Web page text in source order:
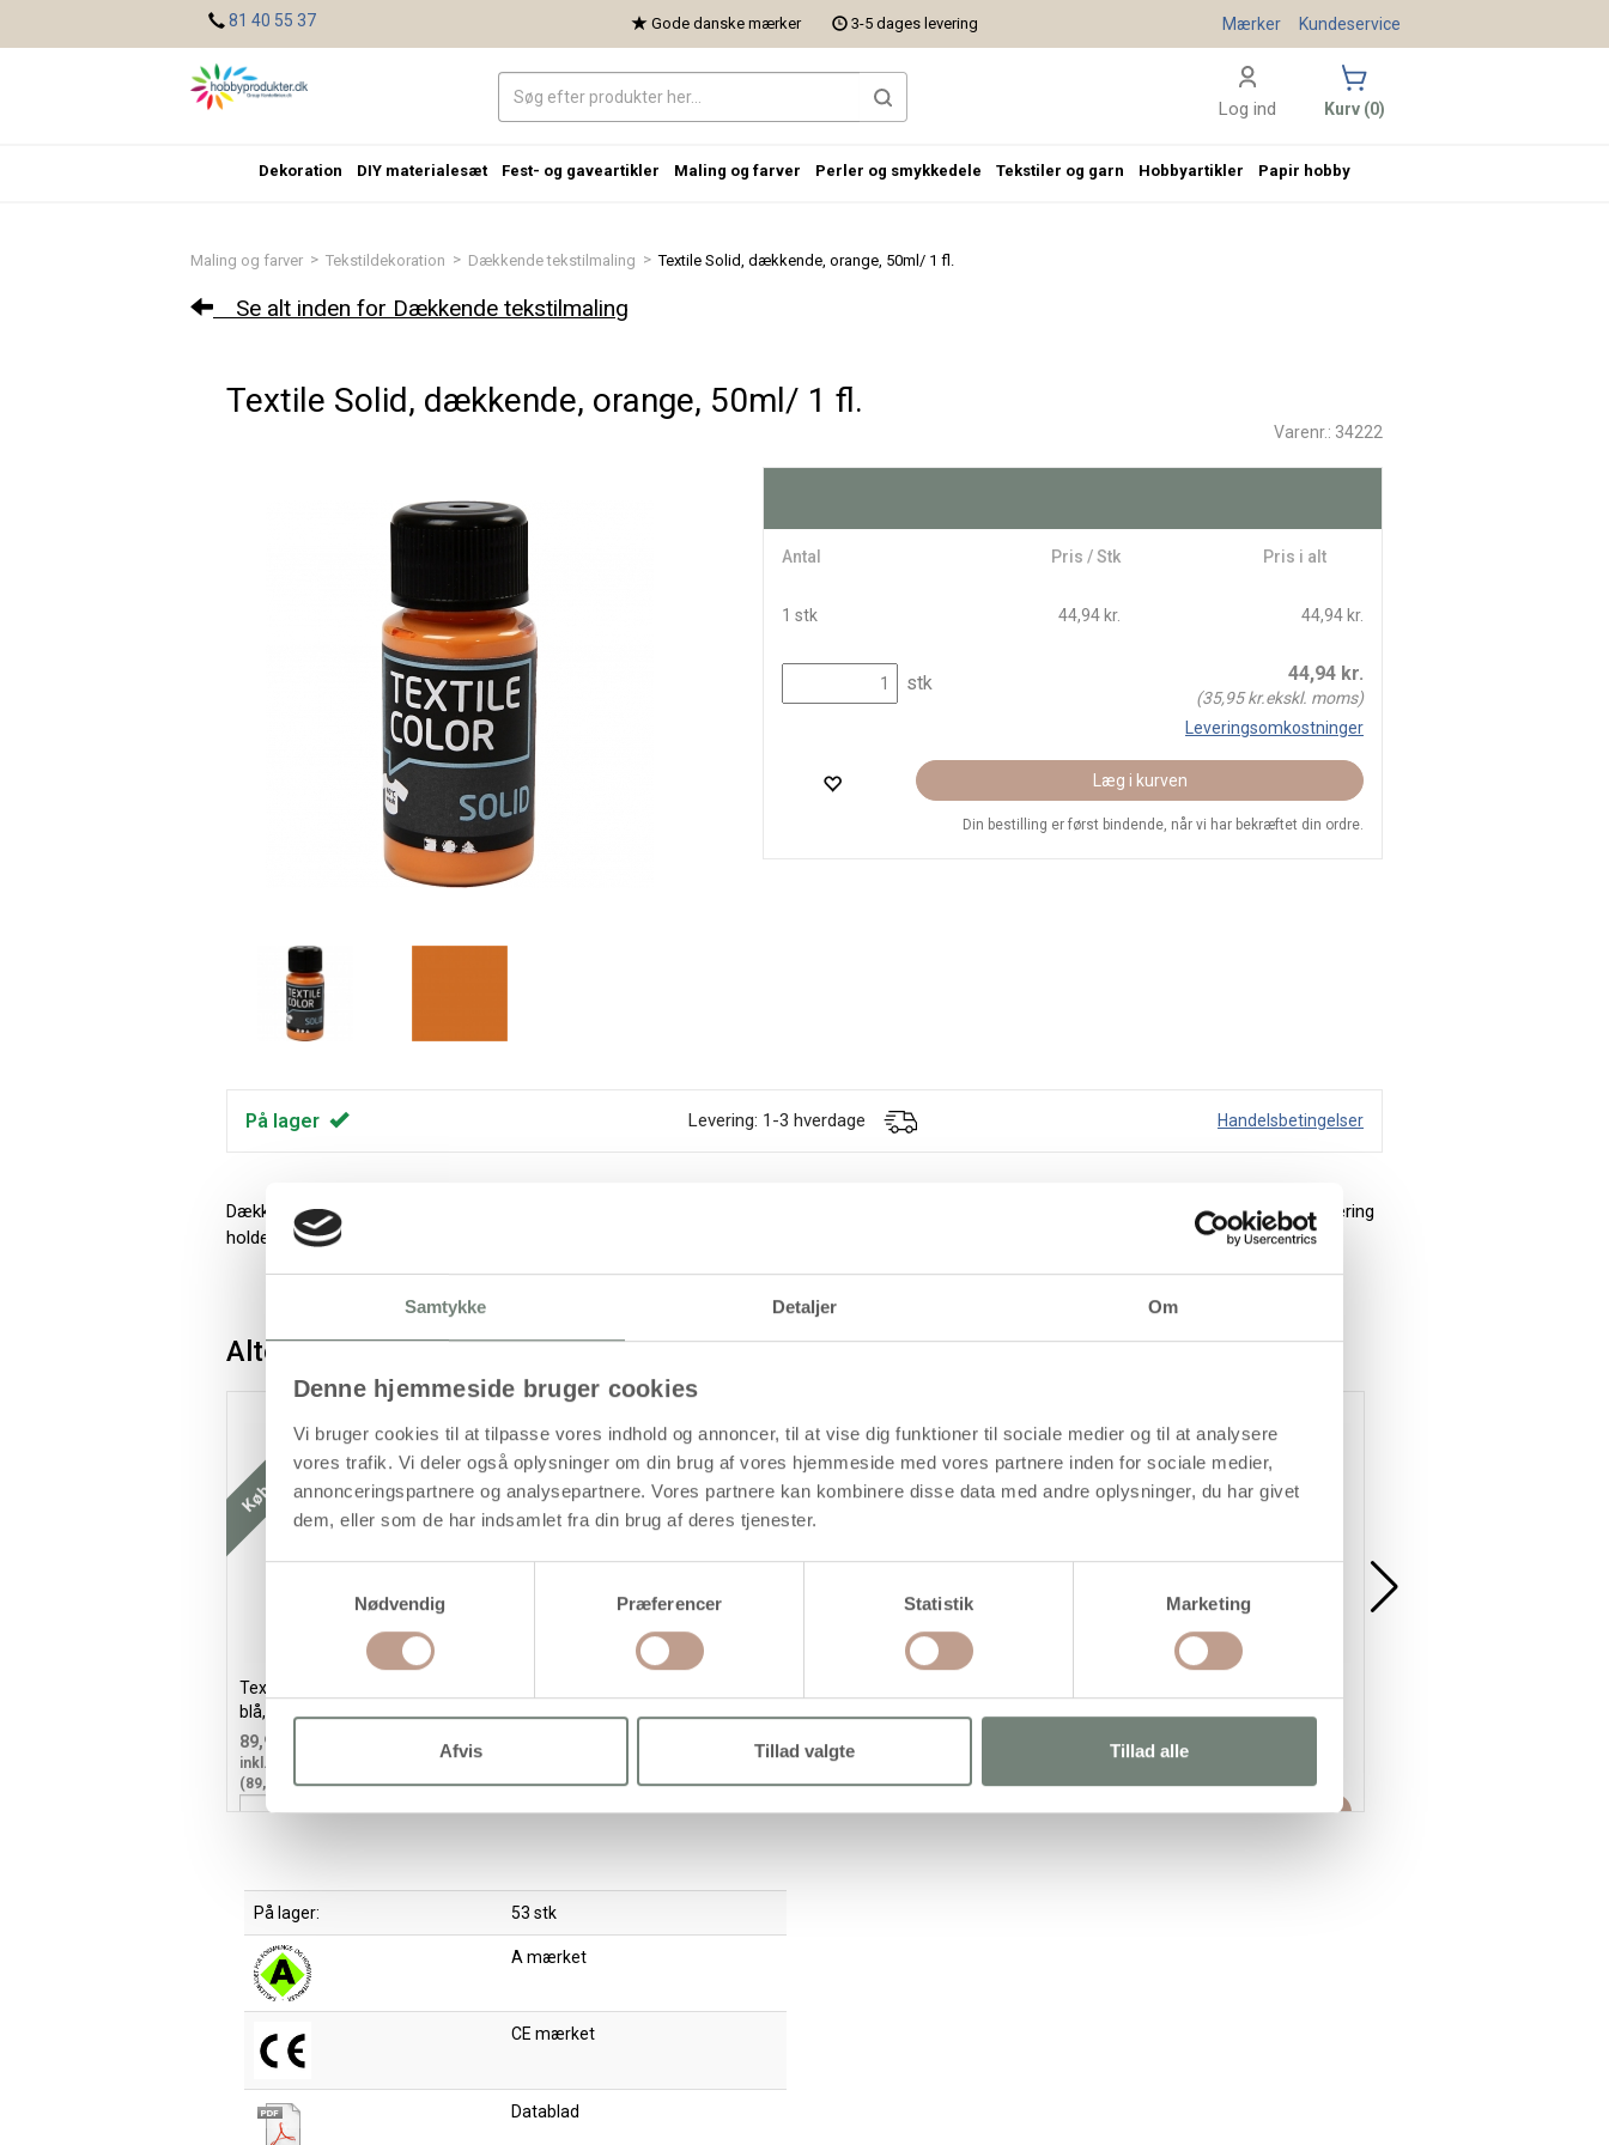
Samtykke Detaljer Om
Denne hjemmeside bruger cookies
Vi bruger cookies til at tilpasse vores indhold og annoncer, til at vise dig funktioner til sociale medier og til at analysere
vores trafik. Vi deler også oplysninger om din brug af vores hjemmeside med vores partnere inden for sociale medier,
annonceringspartnere og analysepartnere. Vores partnere kan kombinere disse data med andre oplysninger, du har givet
dem, eller som de har indsamlet fra din brug af deres tjenester.
Nødvendig
Præferencer Statistik Marketing
Afvis Tillad valgte Tillad alle
Maling og farver > Tekstildekoration > Dækkende tekstilmaling > Textile Solid, dækkende, orange, 50ml/ 1 fl.
Se alt inden for Dækkende tekstilmaling
Textile Solid, dækkende, orange, 50ml/ 1 fl.
Varenr.: 34222
Antal Pris / Stk Pris i alt
1 stk 44,94 kr. 44,94 kr.
stk 44,94kr.
(35,95kr.ekskl. moms)
Leveringsomkostninger
Læg i kurven
Din bestilling er først bindende, når vi har bekræftet din ordre.
På lager Levering: 1-3 hverdage Handelsbetingelser
Dækkende, vandbaseret tekstilmaling i virkelig god og drøj kvalitet til både lyse, mørke og farvede tekstiler af bomuld, hør m.m. Efter strygefiksering
holder farverne sig flot i vask ved 40 grader
Alternativer
Køb mere og spar
Textile Solid, dækkende, brilliant
blå, 250ml/ 1 fl.
89,94
inkl. moms
(89,94 kr. inkl. moms)
Læg i kurv
Køb mere og spar
(89,94 kr. inkl. moms)
Læg i kurv
Køb mere og spar
89,94
inkl. moms
(89,94 kr. inkl. moms)
Læg i kurv
49,9439,95 kr.
inkl. moms
(49,94 kr. inkl. moms)
Læg i kurv
På lager: 53 stk
A mærket
CE mærket
Datablad
81 40 55 37 Gode danske mærker 3-5 dages levering Kundeservice
Mærker
Log ind Kurv (0)
Dekoration DIY materialesæt Fest- og gaveartikler Maling og farver Perler og smykkedele Tekstiler og garn Hobbyartikler Papir hobby